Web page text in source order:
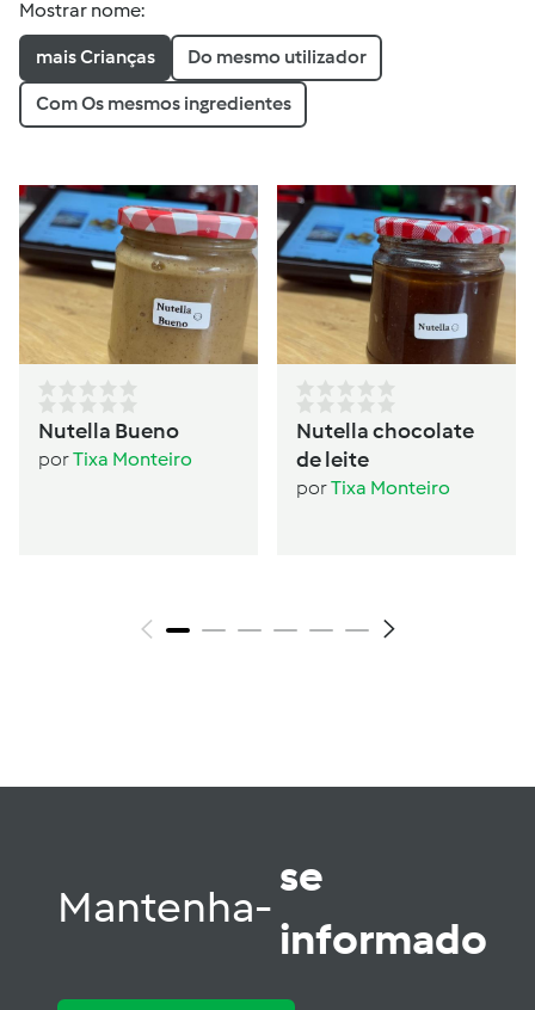
Mostrar nome:
mais Crianças Do mesmo utilizador
Com Os mesmos ingredientes
Nutella Bueno
porTixa Monteiro
Nutella chocolate
de leite
porTixa Monteiro
Mantenha-
se
informado